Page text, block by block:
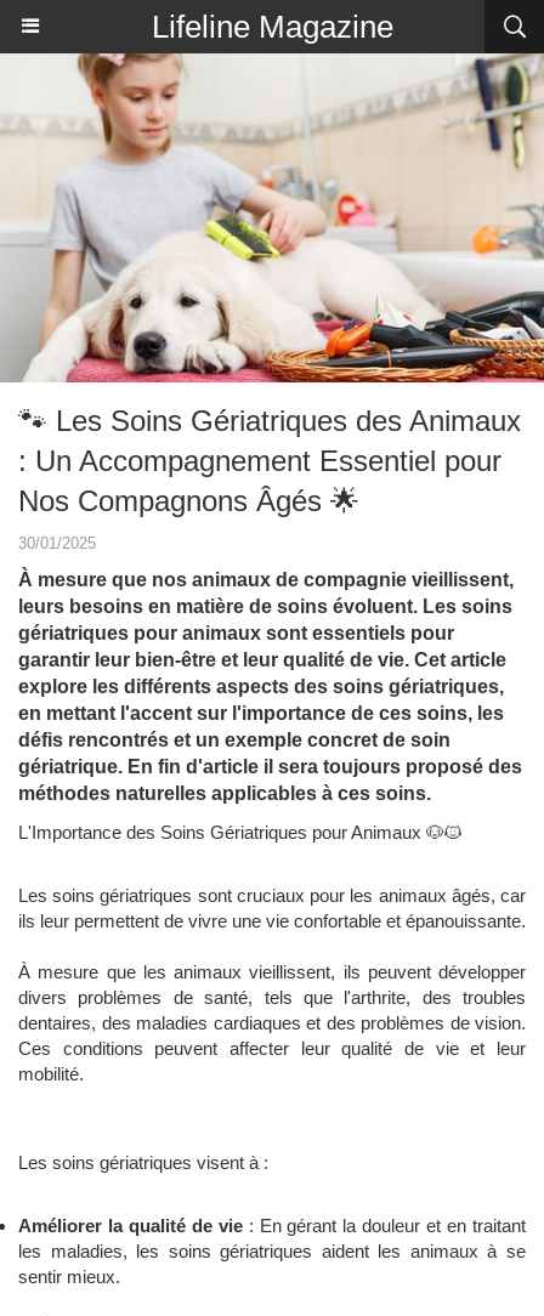
Lifeline Magazine
🐾 Les Soins Gériatriques des Animaux
: Un Accompagnement Essentiel pour
Nos Compagnons Âgés 🌟
30/01/2025
À mesure que nos animaux de compagnie vieillissent,
leurs besoins en matière de soins évoluent. Les soins
gériatriques pour animaux sont essentiels pour
garantir leur bien-être et leur qualité de vie. Cet article
explore les différents aspects des soins gériatriques,
en mettant l'accent sur l'importance de ces soins, les
défis rencontrés et un exemple concret de soin
gériatrique. En fin d'article il sera toujours proposé des
méthodes naturelles applicables à ces soins.
L'Importance des Soins Gériatriques pour Animaux 🐶🐱
Les soins gériatriques sont cruciaux pour les animaux âgés, car
ils leur permettent de vivre une vie confortable et épanouissante.
À mesure que les animaux vieillissent, ils peuvent développer
divers problèmes de santé, tels que l'arthrite, des troubles
dentaires, des maladies cardiaques et des problèmes de vision.
Ces conditions peuvent affecter leur qualité de vie et leur
mobilité.
Les soins gériatriques visent à :
Améliorer la qualité de vie: En gérant la douleur et en traitant
les maladies, les soins gériatriques aident les animaux à se
sentir mieux.